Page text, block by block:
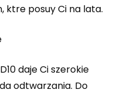
ktre posuy Ci na lata.
daje Ci szerokie
odtwarzania. Do